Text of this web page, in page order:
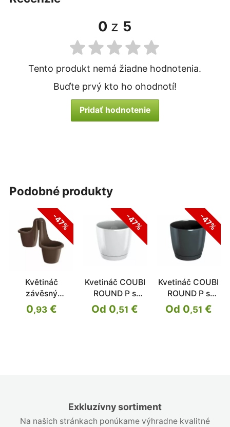
Exkluzívny sortiment
Na našich stránkach ponúkame výhradne kvalitné
0 z 5
Tento produkt nemá žiadne hodnotenia.
Buďte prvý kto ho ohodnotí!
Pridať hodnotenie
podobné produkty
-47%
Květináč
závěsný
RESPANA
TWINS hnědý
0,93€
-47%
Kvetináč COUBI
ROUND P s
miskou
Od 0,51 €
-47%
Kvetináč COUBI
ROUND P s
miskou
Od 0,51 €